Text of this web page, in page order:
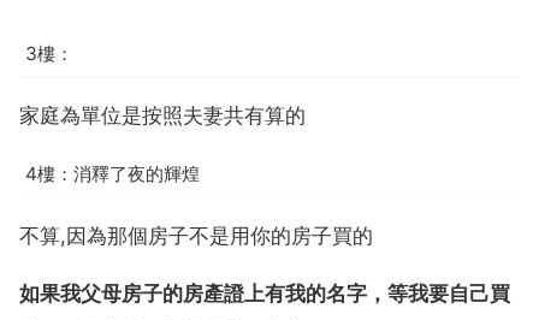
3樓：
家庭為單位是按照夫妻共有算的
4樓：消釋了夜的輝煌
不算,因為那個房子不是用你的房子買的
如果我父母房子的房產證上有我的名字，等我要自己買